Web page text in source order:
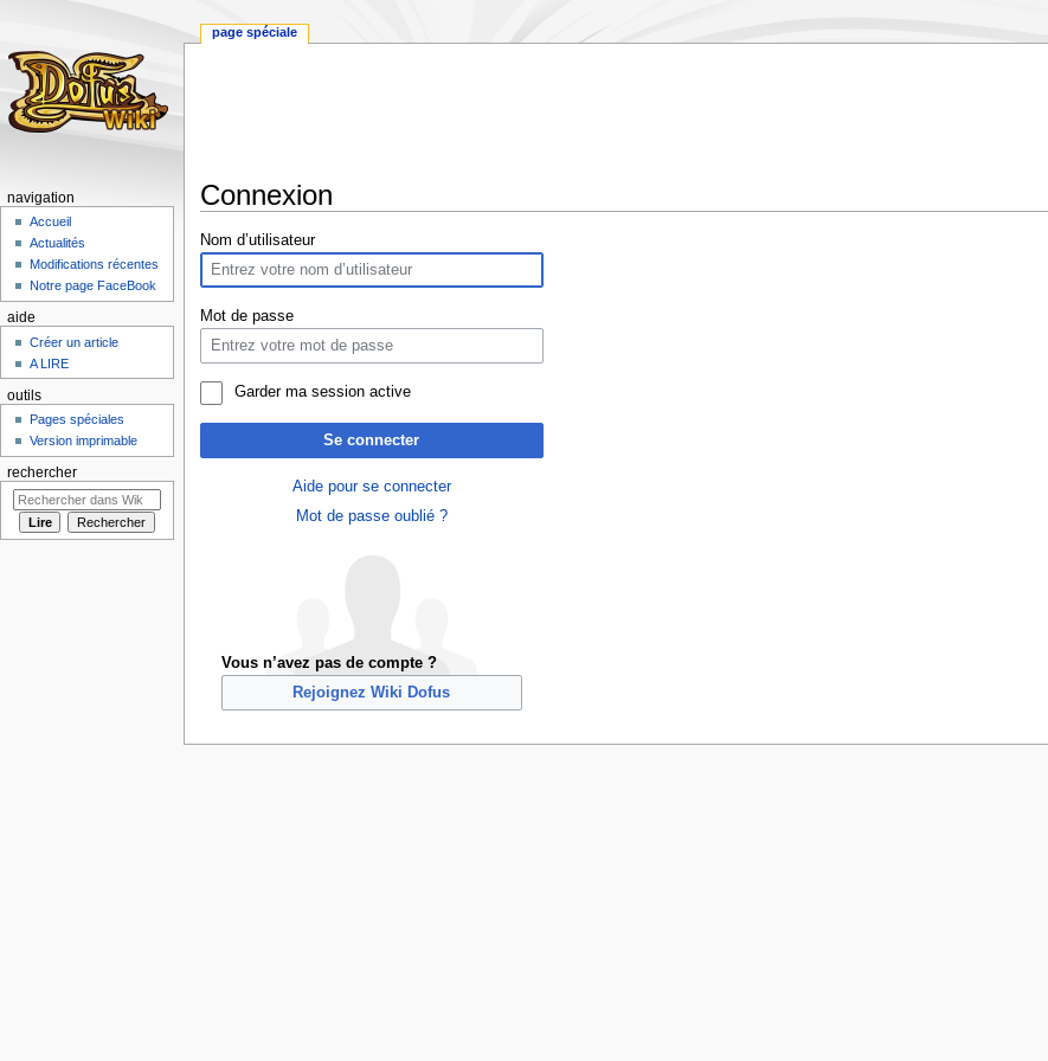
Connexion
Aller
la
navigation
Aller
la
recherche
Nom d’utilisateur
Mot de passe
Garder ma session active
Se connecter
Aide pour se connecter
Mot de passe oublié ?
Vous n’avez pas de compte ?
Rejoignez Wiki Dofus
page spéciale
navigation
Accueil
Actualités
Modifications récentes
Notre page FaceBook
aide
Créer un article
A LIRE
outils
Pages spéciales
Version imprimable
rechercher